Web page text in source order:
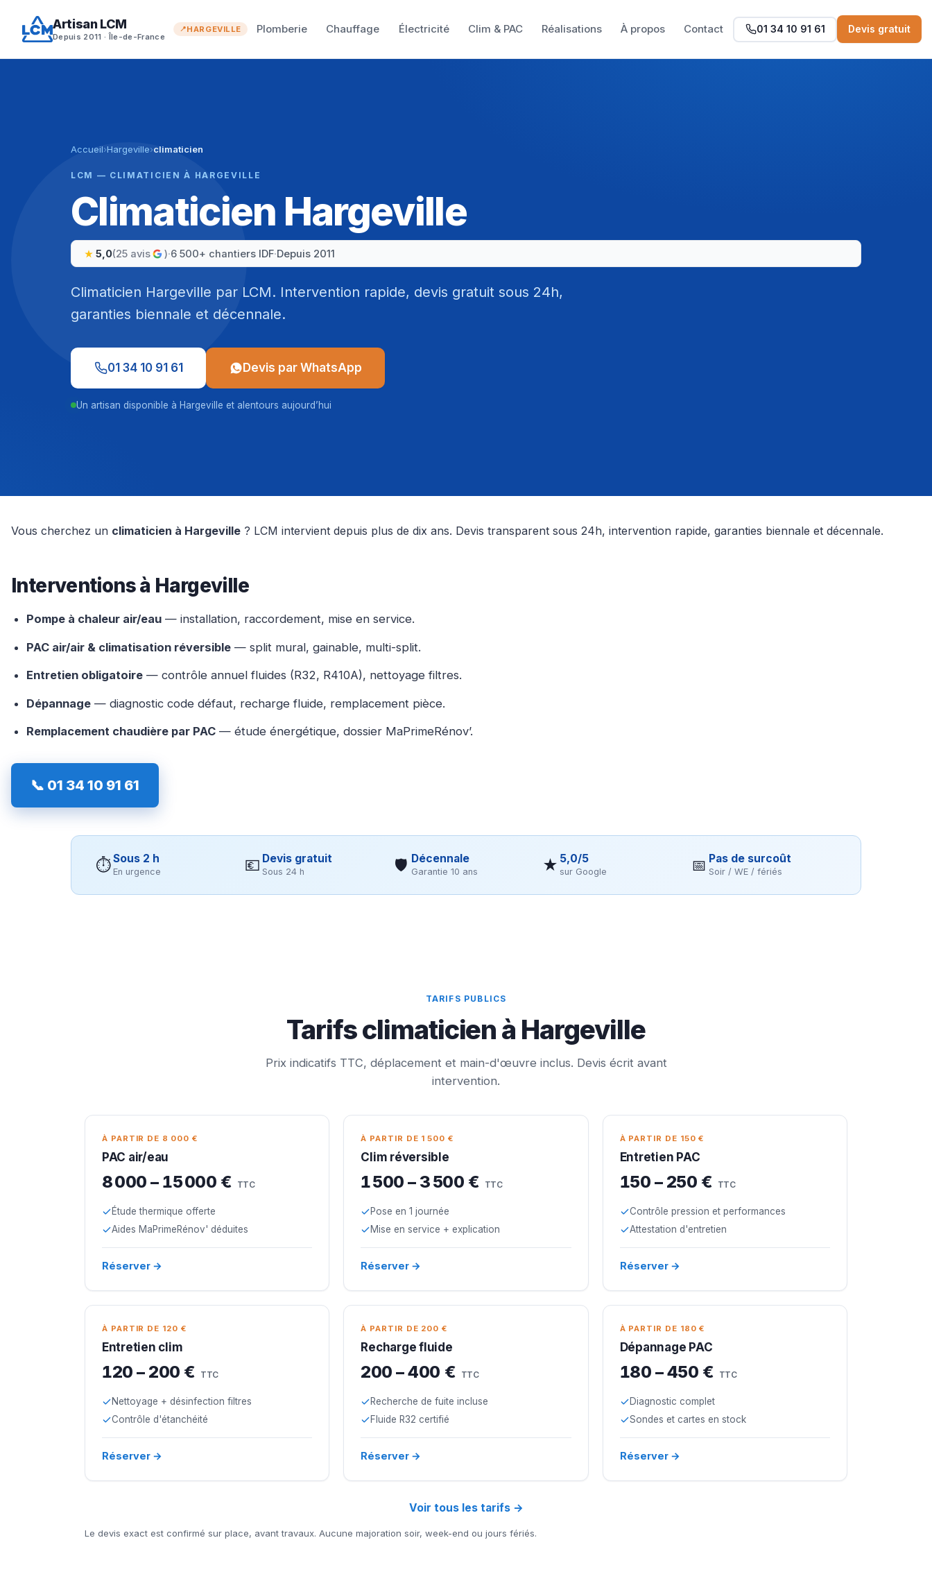
contenu
Artisan LCM
Depuis 2011 · Île-de-France
HARGEVILLE Plomberie Chauffage Électricité Clim & PAC Réalisations À propos Contact 01 34 10 91 61 Devis gratuit
Accueil›Hargeville›climaticien
LCM — CLIMATICIEN À HARGEVILLE
Climaticien Hargeville
5,0(25 avis )·6 500+ chantiers IDF·Depuis 2011
Climaticien Hargeville par LCM. Intervention rapide, devis gratuit sous 24h,
garanties biennale et décennale.
01 34 10 91 61 Devis par WhatsApp
Un artisan disponible à Hargeville et alentours aujourd’hui
Vous cherchez un climaticien à Hargeville ? LCM intervient depuis plus de dix ans. Devis transparent sous 24h, intervention rapide, garanties biennale et décennale.
Interventions à Hargeville
Pompe à chaleur air/eau — installation, raccordement, mise en service.
PAC air/air & climatisation réversible — split mural, gainable, multi-split.
Entretien obligatoire — contrôle annuel fluides (R32, R410A), nettoyage filtres.
Dépannage — diagnostic code défaut, recharge fluide, remplacement pièce.
Remplacement chaudière par PAC — étude énergétique, dossier MaPrimeRénov’.
📞 01 34 10 91 61
⏱Sous 2 h
En urgence 💶 Devis gratuit
Sous 24 h 🛡 Décennale
Garantie 10 ans ★ 5,0/5
sur Google 📅 Pas de surcoût
Soir / WE / fériés
TARIFS PUBLICS
Tarifs climaticien à Hargeville
Prix indicatifs TTC, déplacement et main-d'œuvre inclus. Devis écrit avant
intervention.
À PARTIR DE 8 000 €
PAC air/eau
8 000 – 15 000 € TTC
Étude thermique offerte
Aides MaPrimeRénov' déduites
Réserver →
À PARTIR DE 1 500 €
Clim réversible
1 500 – 3 500 € TTC
Pose en 1 journée
Mise en service + explication
Réserver →
À PARTIR DE 150 €
Entretien PAC
150 – 250 € TTC
Contrôle pression et performances
Attestation d'entretien
Réserver →
À PARTIR DE 120 €
Entretien clim
120 – 200 € TTC
Nettoyage + désinfection filtres
Contrôle d'étanchéité
Réserver →
À PARTIR DE 200 €
Recharge fluide
200 – 400 € TTC
Recherche de fuite incluse
Fluide R32 certifié
Réserver →
À PARTIR DE 180 €
Dépannage PAC
180 – 450 € TTC
Diagnostic complet
Sondes et cartes en stock
Réserver →
Voir tous les tarifs →
Le devis exact est confirmé sur place, avant travaux. Aucune majoration soir, week-end ou jours fériés.